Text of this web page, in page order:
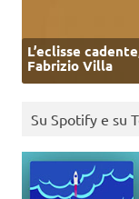
L’eclisse
Fabrizio Villa
Su Spotify e su